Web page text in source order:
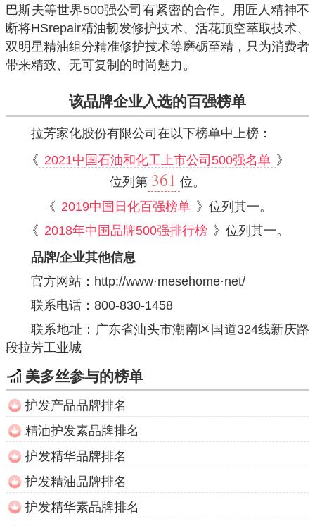
巴斯夫等世界500强公司有紧密的合作。用匠人精神不
断将HSrepair精油韧发修护技术、活花顶空萃取技术、
双明星精油组分精准修护技术等磨砺至精，只为消费者
带来精致、无可复制的时尚魅力。
该品牌企业入选的百强榜单
拉芳家化股份有限公司在以下榜单中上榜：
《 2021中国石油和化工上市公司500强名单 》
位列第 361 位。
《 2019中国日化百强榜单 》位列其一。
《 2018年中国品牌500强排行榜 》位列其一。
品牌/企业其他信息
官方网站： http://www·mesehome·net/
联系电话：800-830-1458
联系地址：广东省汕头市潮南区国道324线新庆路
段拉芳工业城
美多丝参与的榜单
护发产品品牌排名
精油护发素品牌排名
护发精华品牌排名
护发精油品牌排名
护发精华素品牌排名